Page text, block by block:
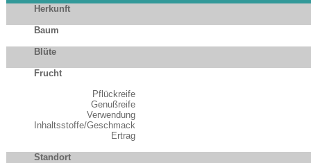
Herkunft
Baum
Blüte
Frucht
Pflückreife
Genußreife
Verwendung
Inhaltsstoffe/Geschmack
Ertrag
Standort